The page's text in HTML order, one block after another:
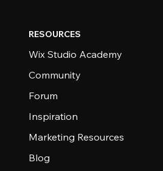
RESOURCES
Wix Studio Academy
Community
Forum
Inspiration
Marketing Resources
Blog